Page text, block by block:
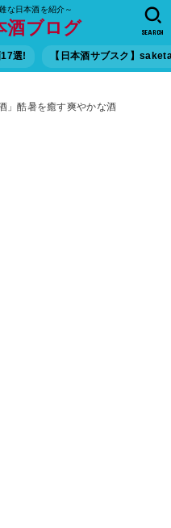
な日本酒を紹介～
酒ブログ
17選! 【日本酒サブスク】
SEARCH
」酷暑を癒す爽やかな酒